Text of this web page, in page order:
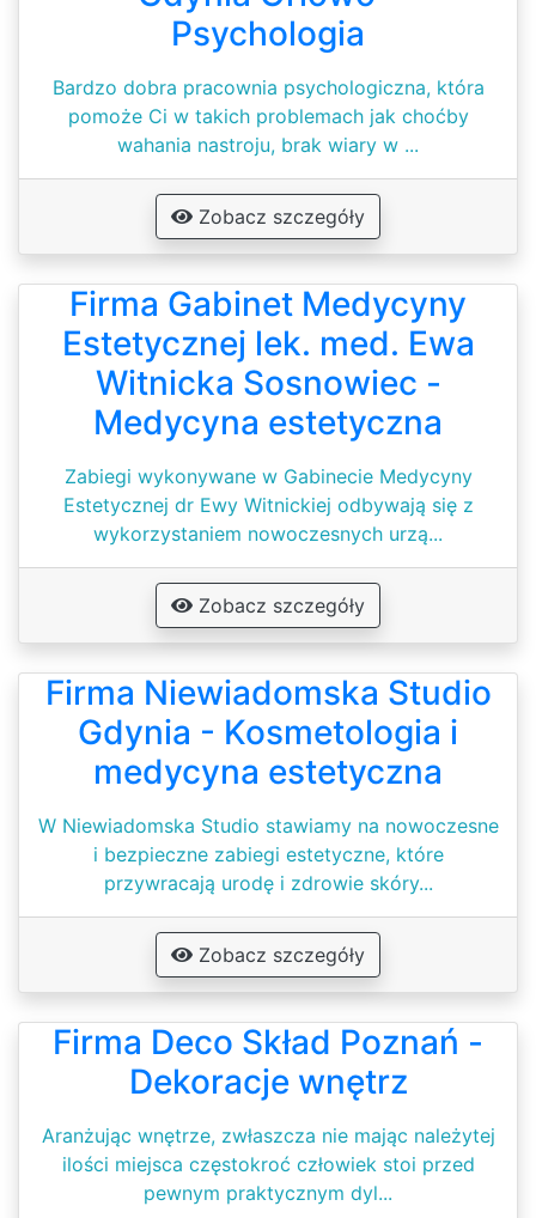
Psychologia
Bardzo dobra pracownia psychologiczna, która
pomoże Ci w takich problemach jak choćby
wahania nastroju, brak wiary w ...
Zobacz szczegóły
Firma Gabinet Medycyny
Estetycznej lek. med. Ewa
Witnicka Sosnowiec -
Medycyna estetyczna
Zabiegi wykonywane w Gabinecie Medycyny
Estetycznej dr Ewy Witnickiej odbywają się z
wykorzystaniem nowoczesnych urzą...
Zobacz szczegóły
Firma Niewiadomska Studio
Gdynia - Kosmetologia i
medycyna estetyczna
W Niewiadomska Studio stawiamy na nowoczesne
i bezpieczne zabiegi estetyczne, które
przywracają urodę i zdrowie skóry...
Zobacz szczegóły
Firma Deco Skład Poznań -
Dekoracje wnętrz
Aranżując wnętrze, zwłaszcza nie mając należytej
ilości miejsca częstokroć człowiek stoi przed
pewnym praktycznym dyl...